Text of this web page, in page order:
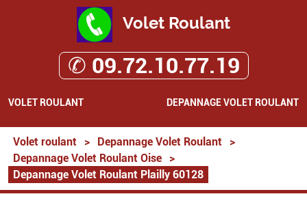
Volet Roulant
✆ 09.72.10.77.19
VOLET ROULANT DEPANNAGE VOLET ROULANT
Volet roulant > Depannage Volet Roulant
>
Depannage Volet Roulant Oise
>
Depannage Volet Roulant Plailly 60128